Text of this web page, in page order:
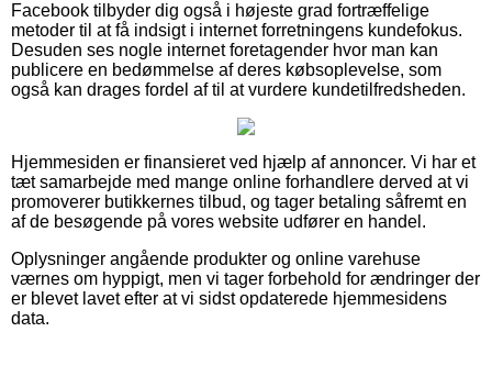
Facebook tilbyder dig også i højeste grad fortræffelige
metoder til at få indsigt i internet forretningens kundefokus.
Desuden ses nogle internet foretagender hvor man kan
publicere en bedømmelse af deres købsoplevelse, som
også kan drages fordel af til at vurdere kundetilfredsheden.
Hjemmesiden er finansieret ved hjælp af annoncer. Vi har et
tæt samarbejde med mange online forhandlere derved at vi
promoverer butikkernes tilbud, og tager betaling såfremt en
af de besøgende på vores website udfører en handel.
Oplysninger angående produkter og online varehuse
værnes om hyppigt, men vi tager forbehold for ændringer der
er blevet lavet efter at vi sidst opdaterede hjemmesidens
data.